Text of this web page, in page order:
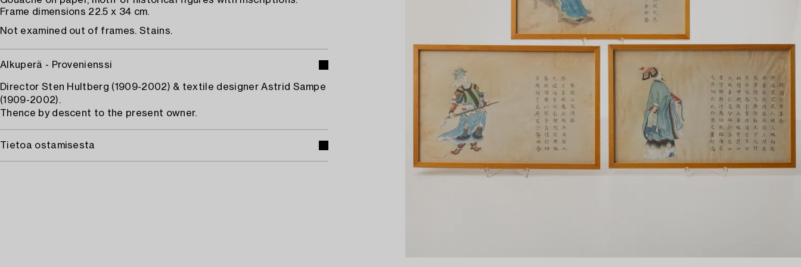
Frame dimensions 22.5 x 34 cm.
Not examined out of frames. Stains.
Alkuperä - Provenienssi
Director Sten Hultberg (1909-2002) & textile designer Astrid Sampe
(1909-2002).
Thence by descent to the present owner.
Tietoa ostamisesta